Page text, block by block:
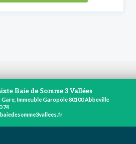
Baie de Somme 3 Vallées
Gare, Immeuble Garopôle 80100 Abbeville
74